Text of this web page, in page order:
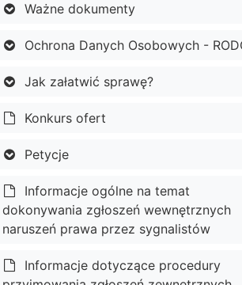
Ważne dokumenty
Ochrona Danych Osobowych -
Jak załatwić sprawę?
Konkurs ofert
Petycje
Informacje ogólne na temat
dokonywania zgłoszeń wewnętrznych
naruszeń prawa przez sygnalistów
Informacje dotyczące procedury